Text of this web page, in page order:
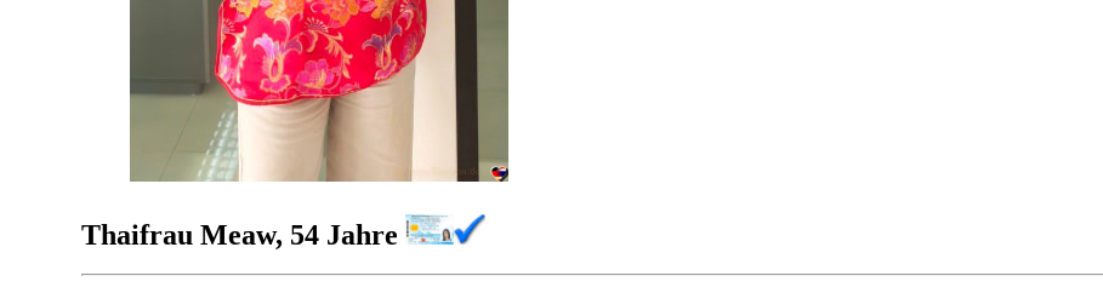
Thaifrau Meaw, 54 Jahre